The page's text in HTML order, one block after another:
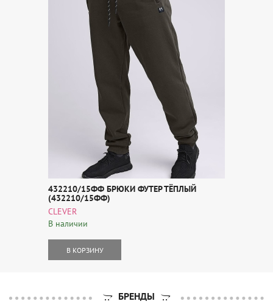
432210/15ФФ БРЮКИ ФУТЕР ТЁПЛЫЙ
(432210/15ФФ)
CLEVER
В наличии
В КОРЗИНУ
БРЕНДЫ